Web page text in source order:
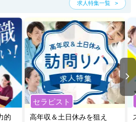
求人特集一覧
的
セラピスト
高年収＆土日休みを狙え